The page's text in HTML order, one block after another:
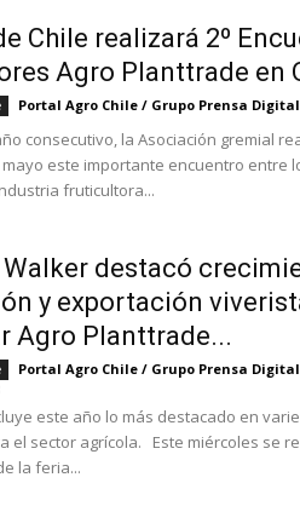
Chile realizará 2º
Agro Planttrade en
Portal Agro Chile / Grupo Prensa Digital
consecutivo, la Asociación gremial
mayo este importante encuentro entre
fruticultora...
destacó
y exportación
Agro Planttrade...
Portal Agro Chile / Grupo Prensa Digital
este año lo más destacado en
el sector agrícola. Este miércoles se
la feria...